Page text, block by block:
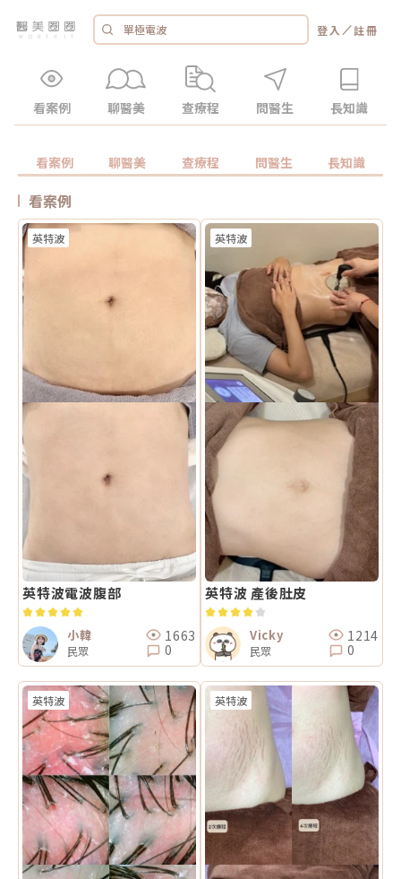
登入 ／註冊
看案例 聊醫美 查療程 問醫生 長知識
看案例 聊醫美 查療程 問醫生 長知識
看案例
英特波
英特波電波腹部
小韓
民眾
1663
0
英特波
英特波
英特波 產後肚皮
Vicky
民眾
1214
0
英特波